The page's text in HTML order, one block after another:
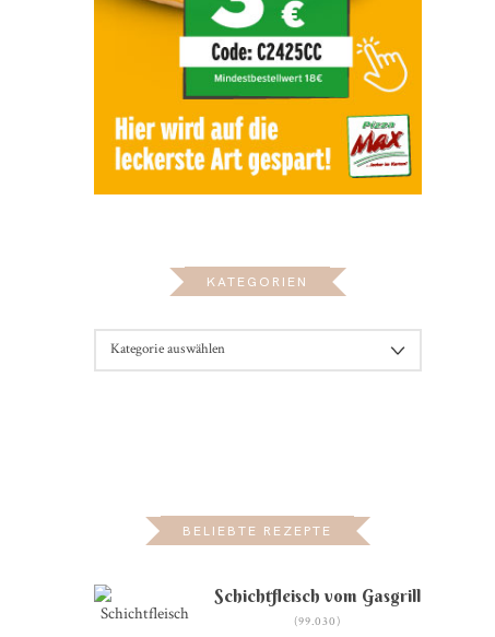
KATEGORIEN
BELIEBTE REZEPTE
Schichtfleisch vom Gasgrill
(99.030)